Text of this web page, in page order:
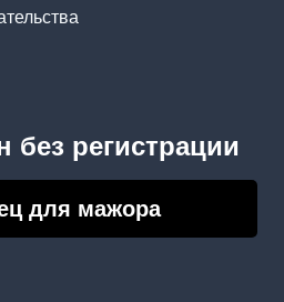
без регистрации
для мажора